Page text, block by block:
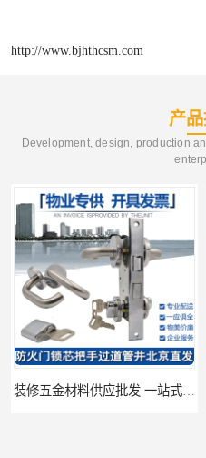
http://www.bjhthcsm.com
产
Development, design, production